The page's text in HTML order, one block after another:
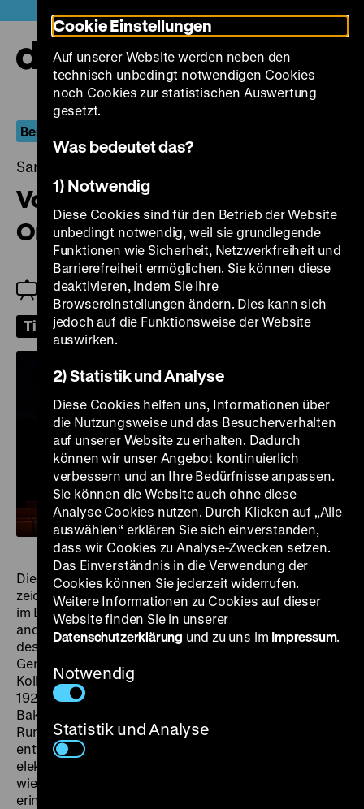
zum
Seiteninhalt
springen
Berlin.Dokument
Samstag, 28. September 2024, 18.00 Uhr
Von der Fasanenstraße in die
Oranienstraße
Einführung: Jeanpaul Goergen
Tickets
Die FernsehdokumentationDie Fasanenstraße
zeichnet die Kulturgeschichte einer wichtigen Straße
im Berliner Westen nach. Vorgestellt werden unter
anderem das Künstlerhaus Sankt Lukas, das Theater
des Westens, der Delphi-Filmpalast, das Jüdische
Gemeindehaus, das Literaturhaus und das Käthe-
Kollwitz-Museum. Im Astor-Kino befand sich in den
1920er Jahren das Nelson-Theater, in dem Josephine
Baker ihren Bananentanz aufführte. In der
Rundfunkversuchsstelle an der Hochschule für Künste
entwickelte wiederum Friedrich Trautwein 1930 das
elektrische Musikinstrument „Trautonium“. Zeitzeugen
wie Heinz Galinski, Evelyn Künneke und Oskar Sala
erinnern sich.
Cookie Einstellungen
Auf unserer Website werden neben den
technisch unbedingt notwendigen Cookies
noch Cookies zur statistischen Auswertung
gesetzt.
Was bedeutet das?
1) Notwendig
Diese Cookies sind für den Betrieb der Website
unbedingt notwendig, weil sie grundlegende
Funktionen wie Sicherheit, Netzwerkfreiheit und
Barrierefreiheit ermöglichen. Sie können diese
deaktivieren, indem Sie ihre
Browsereinstellungen ändern. Dies kann sich
jedoch auf die Funktionsweise der Website
auswirken.
2) Statistik und Analyse
Diese Cookies helfen uns, Informationen über
die Nutzungsweise und das Besucherverhalten
auf unserer Website zu erhalten. Dadurch
können wir unser Angebot kontinuierlich
verbessern und an Ihre Bedürfnisse anpassen.
Sie können die Website auch ohne diese
Analyse Cookies nutzen. Durch Klicken auf „Alle
auswählen“ erklären Sie sich einverstanden,
dass wir Cookies zu Analyse-Zwecken setzen.
Das Einverständnis in die Verwendung der
Cookies können Sie jederzeit widerrufen.
Weitere Informationen zu Cookies auf dieser
Website finden Sie in unserer
Datenschutzerklärung und zu uns im Impressum.
Notwendig
Statistik und Analyse